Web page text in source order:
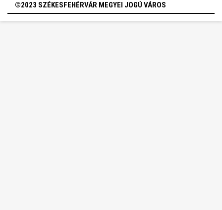
©2023 SZÉKESFEHÉRVÁR MEGYEI JOGÚ VÁROS